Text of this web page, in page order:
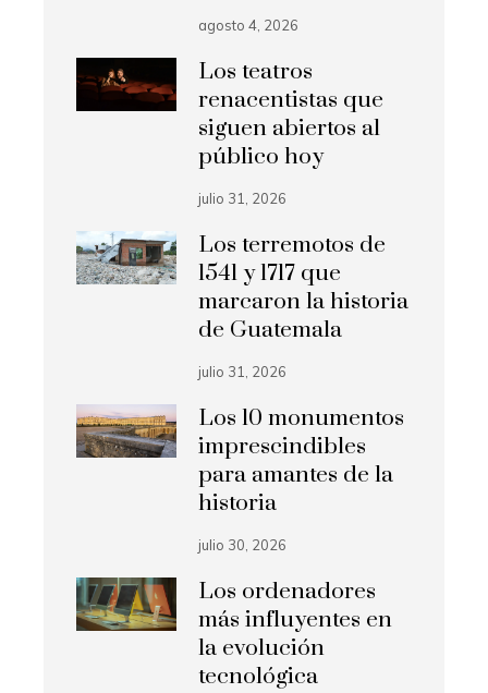
agosto 4, 2026
Los teatros
renacentistas que
siguen abiertos al
público hoy
julio 31, 2026
Los terremotos de
1541 y 1717 que
marcaron la historia
de Guatemala
julio 31, 2026
Los 10 monumentos
imprescindibles
para amantes de la
historia
julio 30, 2026
Los ordenadores
más influyentes en
la evolución
tecnológica